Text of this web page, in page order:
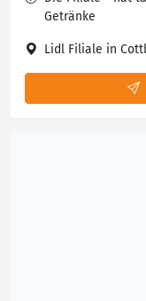
Getränke
Lidl Filiale in